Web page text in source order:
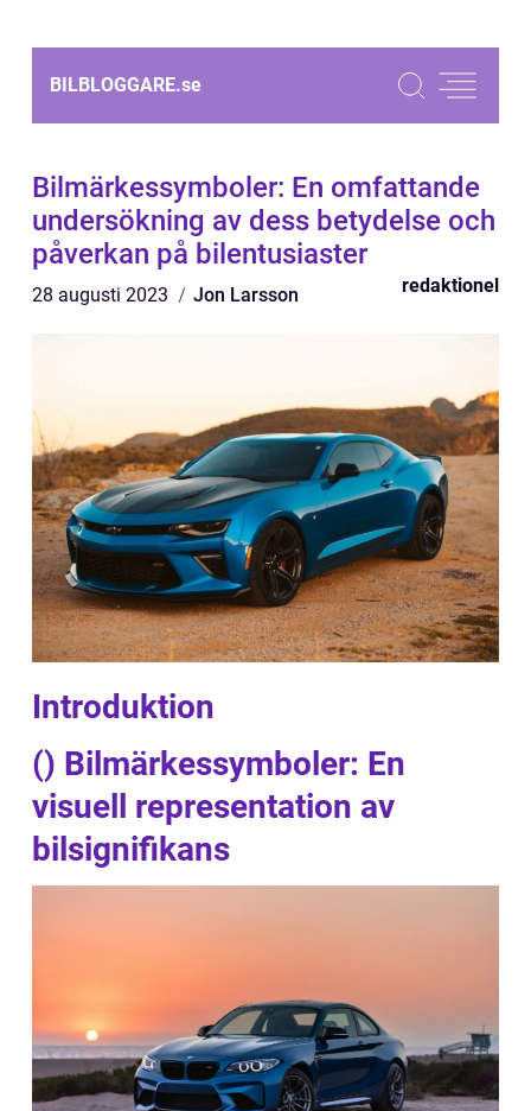
BILBLOGGARE.se
Bilmärkessymboler: En omfattande
undersökning av dess betydelse och
påverkan på bilentusiaster
28 augusti 2023 Jon Larsson redaktionel
Introduktion
() Bilmärkessymboler: En
visuell representation av
bilsignifikans